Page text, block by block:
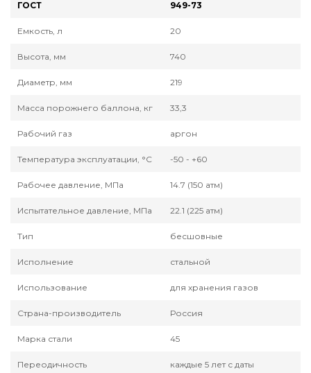
ГОСТ 949-73
Емкость, л 20
Высота, мм 740
Диаметр, мм 219
Масса порожнего баллона, кг 33,3
Рабочий газ аргон
Температура эксплуатации, °С -50 - +60
Рабочее давление, МПа 14.7 (150 атм)
Испытательное давление, МПа 22.1 (225 атм)
Тип бесшовные
Исполнение стальной
Использование для хранения газов
Страна-производитель Россия
Марка стали 45
Переодичность
каждые 5 лет с даты